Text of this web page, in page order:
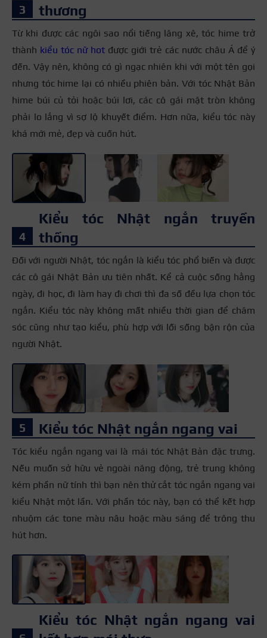
thương
Từ khi được các ngôi sao nổi tiếng lăng xê, tóc hime trở
thành kiểu tóc nữ hot được giới trẻ các nước châu Á để ý
đến. Vậy nên, không có gì ngạc nhiên khi với một tên gọi
nhưng tóc hime lại có nhiều phiên bản. Với tóc Nhật Bản
hime búi củ tỏi hoặc búi lơi, các cô gái mặt tròn không
phải lo lắng vì sợ lộ khuyết điểm. Hơn nữa, kiểu tóc này
khá mới mẻ, đẹp và cuốn hút.
Kiểu tóc Nhật ngắn truyền
thống
Đối với người Nhật, tóc ngắn là kiểu tóc phổ biến và được
các cô gái Nhật Bản ưu tiên nhất. Kể cả cuộc sống hằng
ngày, đi học, đi làm hay đi chơi thì đa số đều lựa chọn tóc
ngắn. Kiểu tóc này không mất nhiều thời gian để chăm
sóc cũng như tạo kiểu, phù hợp với lối sống bận rộn của
người Nhật.
Kiểu tóc Nhật ngắn ngang vai
Tóc kiểu ngắn ngang vai là mái tóc Nhật Bản đặc trưng.
Nếu muốn sở hữu vẻ ngoài năng động, trẻ trung không
kém phần nữ tính thì bạn nên thử cắt tóc ngắn ngang vai
kiểu Nhật một lần. Với phần tóc này, bạn có thể kết hợp
nhuộm các tone màu nâu hoặc màu sáng để trông thu
hút hơn.
Kiểu tóc Nhật ngắn ngang vai